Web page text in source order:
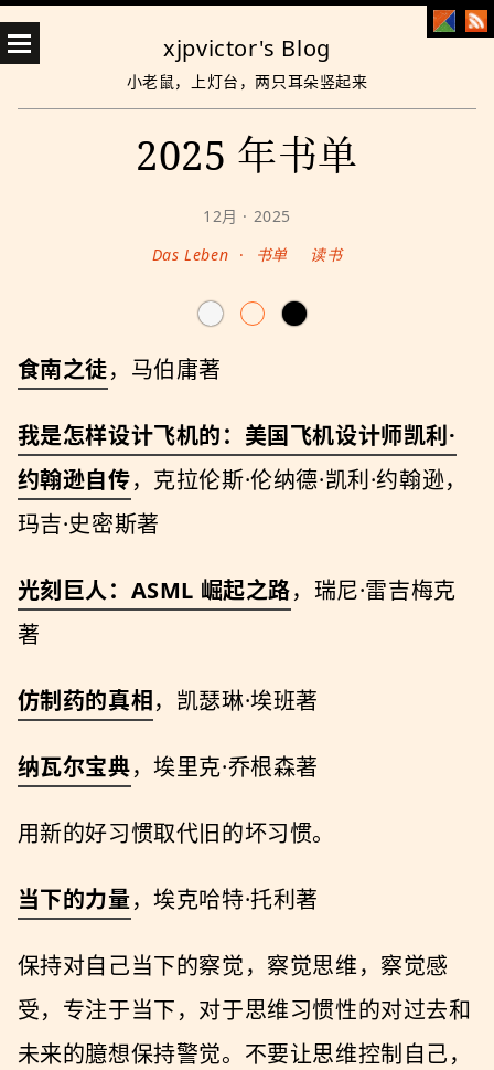
xjpvictor's Blog
小老鼠，上灯台，两只耳朵竖起来
2025 年书单
12月 · 2025
Das Leben · 书单 读书
食南之徒，马伯庸著
我是怎样设计⻜机的：美国⻜机设计师凯利·
约翰逊⾃传，克拉伦斯·伦纳德·凯利·约翰逊，
玛吉·史密斯著
光刻巨人：ASML 崛起之路，瑞尼·雷吉梅克
著
仿制药的真相 ，凯瑟琳·埃班著
纳瓦尔宝典，埃⾥克·乔根森著
用新的好习惯取代旧的坏习惯。
当下的⼒量，埃克哈特·托利著
保持对自己当下的察觉，察觉思维，察觉感
受，专注于当下，对于思维习惯性的对过去和
未来的臆想保持警觉。不要让思维控制自己，